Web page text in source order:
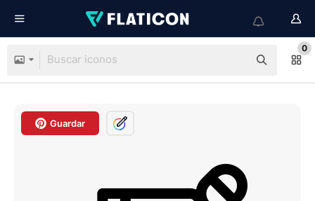
0
Guardar